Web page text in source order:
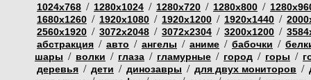
1024х768 / 1280х1024 / 1280х720 / 1280х800 /
1680х1260 / 1920х1080 / 1920х1200 / 1920х1440 /
2560х1920 / 3072х2048 / 3072х2304 / 3200х1200 /
абстракция / авто / ангелы / аниме / бабочки /
шары / волки / глаза / гламурные / город / горы /
деревья / дети / динозавры / для двух мониторов /